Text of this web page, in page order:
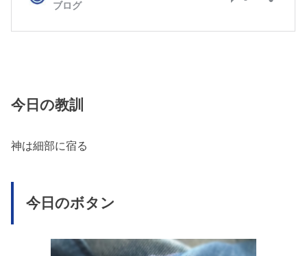
今日の教訓
神は細部に宿る
今日のボタン